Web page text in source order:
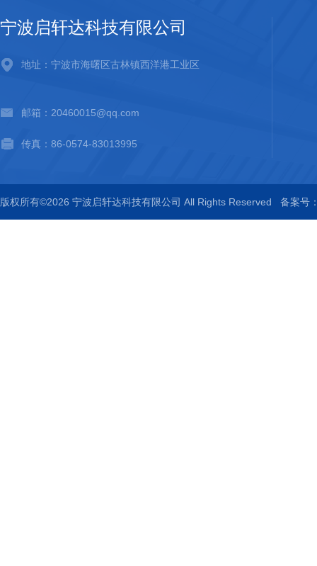
宁波启轩达科技有限公司
地址：宁波市海曙区古林镇西洋港工业区
邮箱：20460015@qq.com
传真：86-0574-83013995
版权所有©2026 宁波启轩达科技有限公司 All Rights Reserved 备案号